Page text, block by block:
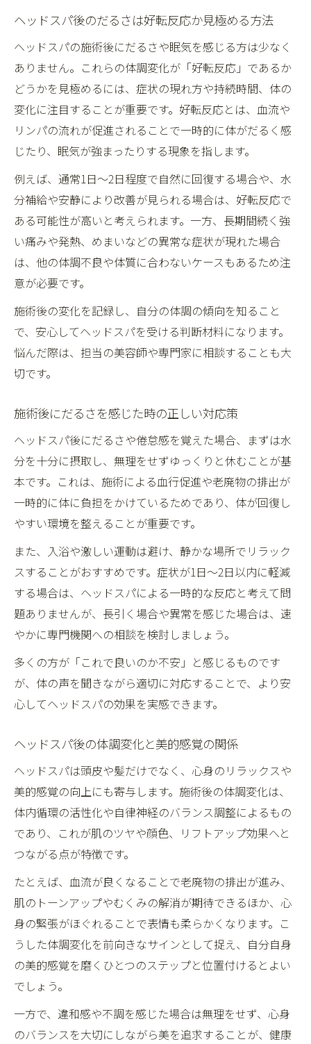
ヘッドスパ後のだるさは好転反応か見極める方法
ヘッドスパの施術後にだるさや眠気を感じる方は少なく
ありません。これらの体調変化が「好転反応」であるか
どうかを見極めるには、症状の現れ方や持続時間、体の
変化に注目することが重要です。好転反応とは、血流や
リンパの流れが促進されることで一時的に体がだるく感
じたり、眠気が強まったりする現象を指します。
例えば、通常1日〜2日程度で自然に回復する場合や、水
分補給や安静により改善が見られる場合は、好転反応で
ある可能性が高いと考えられます。一方、長期間続く強
い痛みや発熱、めまいなどの異常な症状が現れた場合
は、他の体調不良や体質に合わないケースもあるため注
意が必要です。
施術後の変化を記録し、自分の体調の傾向を知ること
で、安心してヘッドスパを受ける判断材料になります。
悩んだ際は、担当の美容師や専門家に相談することも大
切です。
施術後にだるさを感じた時の正しい対応策
ヘッドスパ後にだるさや倦怠感を覚えた場合、まずは水
分を十分に摂取し、無理をせずゆっくりと休むことが基
本です。これは、施術による血行促進や老廃物の排出が
一時的に体に負担をかけているためであり、体が回復し
やすい環境を整えることが重要です。
また、入浴や激しい運動は避け、静かな場所でリラック
スすることがおすすめです。症状が1日〜2日以内に軽減
する場合は、ヘッドスパによる一時的な反応と考えて問
題ありませんが、長引く場合や異常を感じた場合は、速
やかに専門機関への相談を検討しましょう。
多くの方が「これで良いのか不安」と感じるものです
が、体の声を聞きながら適切に対応することで、より安
心してヘッドスパの効果を実感できます。
ヘッドスパ後の体調変化と美的感覚の関係
ヘッドスパは頭皮や髪だけでなく、心身のリラックスや
美的感覚の向上にも寄与します。施術後の体調変化は、
体内循環の活性化や自律神経のバランス調整によるもの
であり、これが肌のツヤや顔色、リフトアップ効果へと
つながる点が特徴です。
たとえば、血流が良くなることで老廃物の排出が進み、
肌のトーンアップやむくみの解消が期待できるほか、心
身の緊張がほぐれることで表情も柔らかくなります。こ
うした体調変化を前向きなサインとして捉え、自分自身
の美的感覚を磨くひとつのステップと位置付けるとよい
でしょう。
一方で、違和感や不調を感じた場合は無理をせず、心身
のバランスを大切にしながら美を追求することが、健康